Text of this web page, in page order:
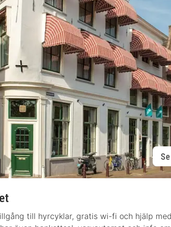
till hyrcyklar, gratis wi-fi och hjälp